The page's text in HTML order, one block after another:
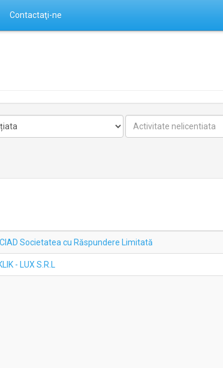
Contactaţi-ne
nelicentiata
Societatea cu Răspundere Limitată
- LUX S.R.L